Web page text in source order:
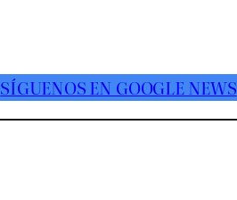
SÍGUENOS EN GOOGLE NEWS